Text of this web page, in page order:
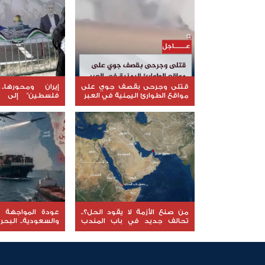
قتلى وجرحى بقصف جوي على
مواقع الطوارئ اليمنية في العبر
إيران
فلسطين" إلى
المنطقة
من صنع الأزمة لا يقود الحل؟..
تحالف جديد في باب المندب
عودة المواجهة
والسعودية..